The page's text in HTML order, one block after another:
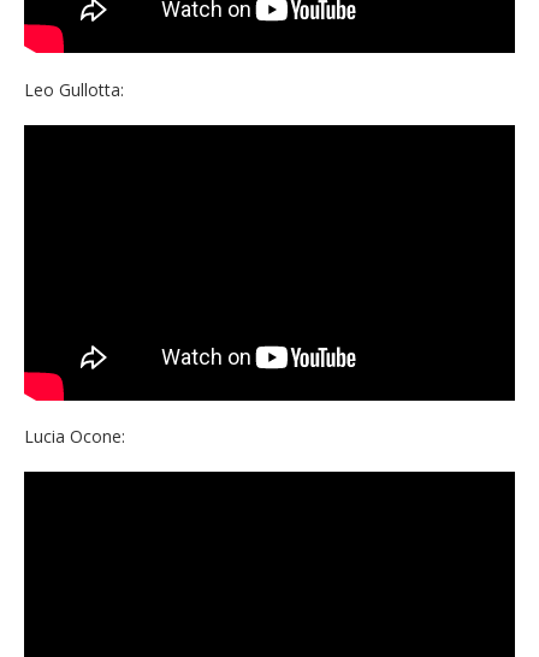
Leo Gullotta:
Lucia Ocone: